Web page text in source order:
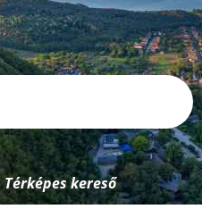
Térképes kereső